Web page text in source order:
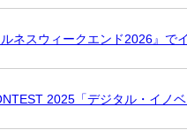
ネスウィークエンド2026』で
2025「デジタル・イノ